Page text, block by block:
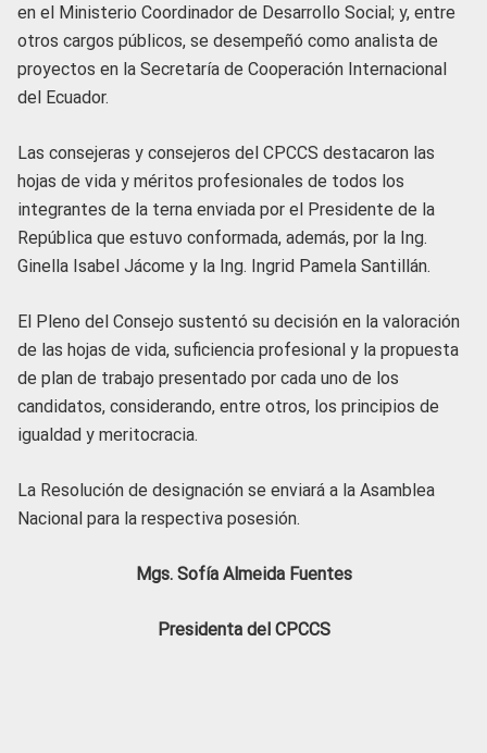
en el Ministerio Coordinador de Desarrollo Social; y, entre
otros cargos públicos, se desempeñó como analista de
proyectos en la Secretaría de Cooperación Internacional
del Ecuador.
Las consejeras y consejeros del CPCCS destacaron las
hojas de vida y méritos profesionales de todos los
integrantes de la terna enviada por el Presidente de la
República que estuvo conformada, además, por la Ing.
Ginella Isabel Jácome y la Ing. Ingrid Pamela Santillán.
El Pleno del Consejo sustentó su decisión en la valoración
de las hojas de vida, suficiencia profesional y la propuesta
de plan de trabajo presentado por cada uno de los
candidatos, considerando, entre otros, los principios de
igualdad y meritocracia.
La Resolución de designación se enviará a la Asamblea
Nacional para la respectiva posesión.
Mgs. Sofía Almeida Fuentes
Presidenta del CPCCS